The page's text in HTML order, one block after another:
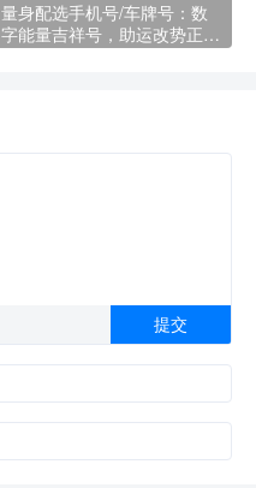
量身配选手机号/车牌号：数
字能量吉祥号，助运改势正当